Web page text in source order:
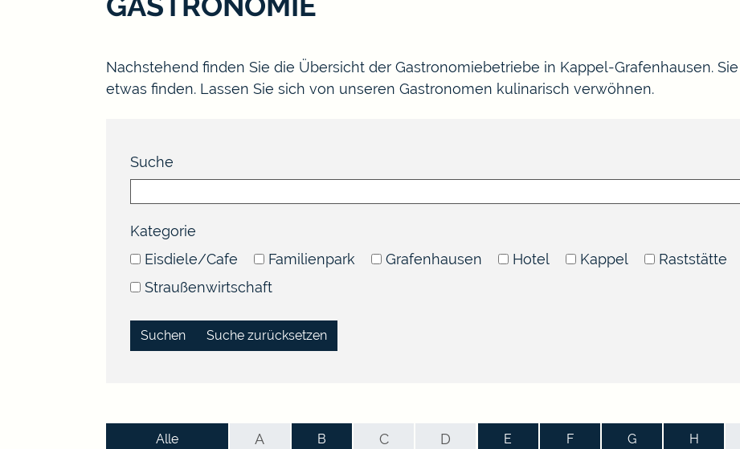
Nachstehend finden Sie die Übersicht der Gastronomiebetriebe in Kappel-Grafenhausen.
etwas finden. Lassen Sie sich von unseren Gastronomen kulinarisch verwöhnen.
Suche
Kategorie
Eisdiele/Cafe
Familienpark Grafenhausen Hotel Kappel Raststätte
Straußenwirtschaft
Suche zurücksetzen
Alle A B C D E F G H